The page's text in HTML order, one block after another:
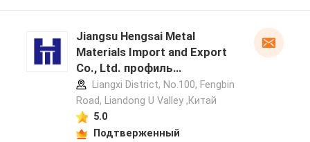
Jiangsu Hengsai Metal
Materials Import and Export
Co., Ltd. профиль
производителя
Liangxi District, No.100, Fengbin
Road, Liandong U Valley ,Китай
5.0
Подтверженный